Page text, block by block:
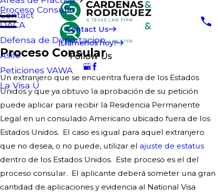
Proceso Consular
DACA
Defensa de Deportacion
Asilo
Peticiones VAWA
La Visa U
Contact
Contact Us
¡Llámenos hoy!
Follow Us
Proceso Consular
Un extranjero que se encuentra fuera de los Estados
Unidos y que ya obtuvo la aprobación de su petición
puede aplicar para recibir la Residencia Permanente
Legal en un consulado Americano ubicado fuera de los
Estados Unidos. El caso es igual para aquel extranjero
que no desea, o no puede, utilizar el ajuste de estatus
dentro de los Estados Unidos. Este proceso es el del
proceso consular. El aplicante deberá someter una gran
cantidad de aplicaciones y evidencia al National Visa